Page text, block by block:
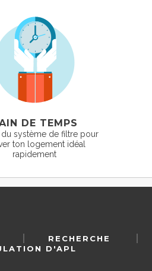
DE TEMPS
du système de filtre pour
ton logement idéal
rapidement
RECHERCHE
D'APL